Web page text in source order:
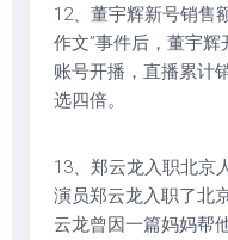
12、董宇辉新号销售
作文”事件后，董宇
账号开播，直播累计
选四倍。
13、郑云龙入职北京
演员郑云龙入职了北
云龙曾因一篇妈妈帮